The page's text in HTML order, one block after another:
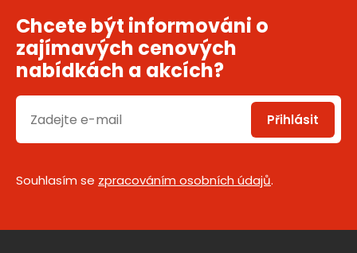
Chcete být informováni o
zajímavých cenových
nabídkách a akcích?
Přihlásit
Souhlasím se zpracováním osobních údajů.